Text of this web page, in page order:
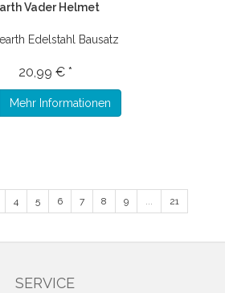
Vader Helmet
Edelstahl Bausatz
20,99 € *
Mehr Informationen
4 5 6 7 8 9 ... 21
SERVICE